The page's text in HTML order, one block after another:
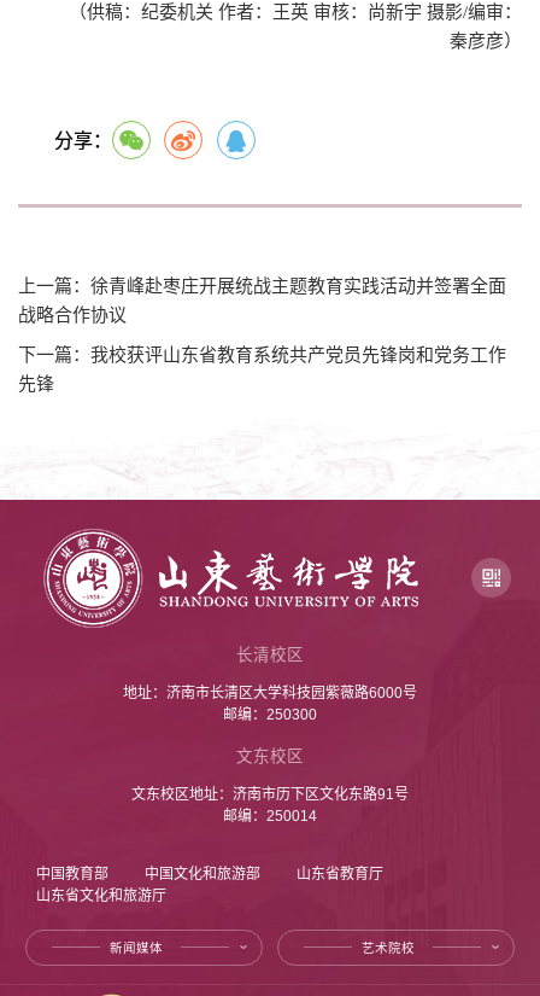
（供稿：纪委机关 作者：王英 审核：尚新宇 摄影/编审：
秦彦彦）
分享：
上一篇：徐青峰赴枣庄开展统战主题教育实践活动并签署全面
战略合作协议
下一篇：我校获评山东省教育系统共产党员先锋岗和党务工作
先锋
长清校区
地址：济南市长清区大学科技园紫薇路6000号
邮编：250300
文东校区
文东校区地址：济南市历下区文化东路91号
邮编：250014
中国教育部 中国文化和旅游部
山东省教育厅
山东省文化和旅游厅
新闻媒体 艺术院校